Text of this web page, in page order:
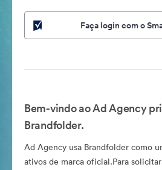
Faça login com o
Bem-vindo ao Ad Agency
Brandfolder.
Ad Agency usa Brandfolder como
ativos de marca oficial.Para